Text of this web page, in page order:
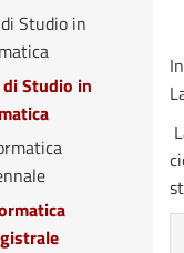
Studio in
Studio in